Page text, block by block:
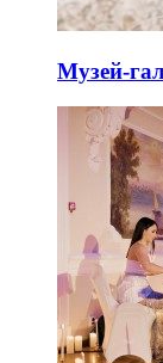
Музей-